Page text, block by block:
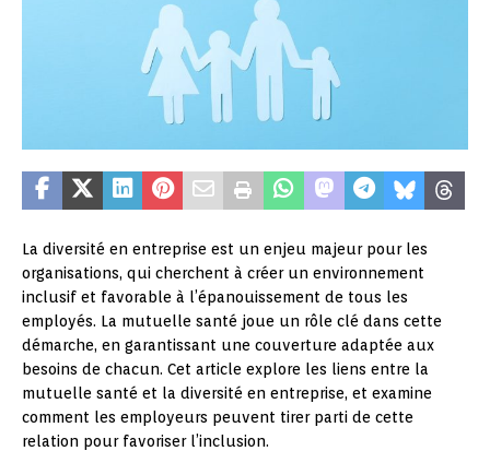
La diversité en entreprise est un enjeu majeur pour les
organisations, qui cherchent à créer un environnement
inclusif et favorable à l’épanouissement de tous les
employés. La mutuelle santé joue un rôle clé dans cette
démarche, en garantissant une couverture adaptée aux
besoins de chacun. Cet article explore les liens entre la
mutuelle santé et la diversité en entreprise, et examine
comment les employeurs peuvent tirer parti de cette
relation pour favoriser l’inclusion.